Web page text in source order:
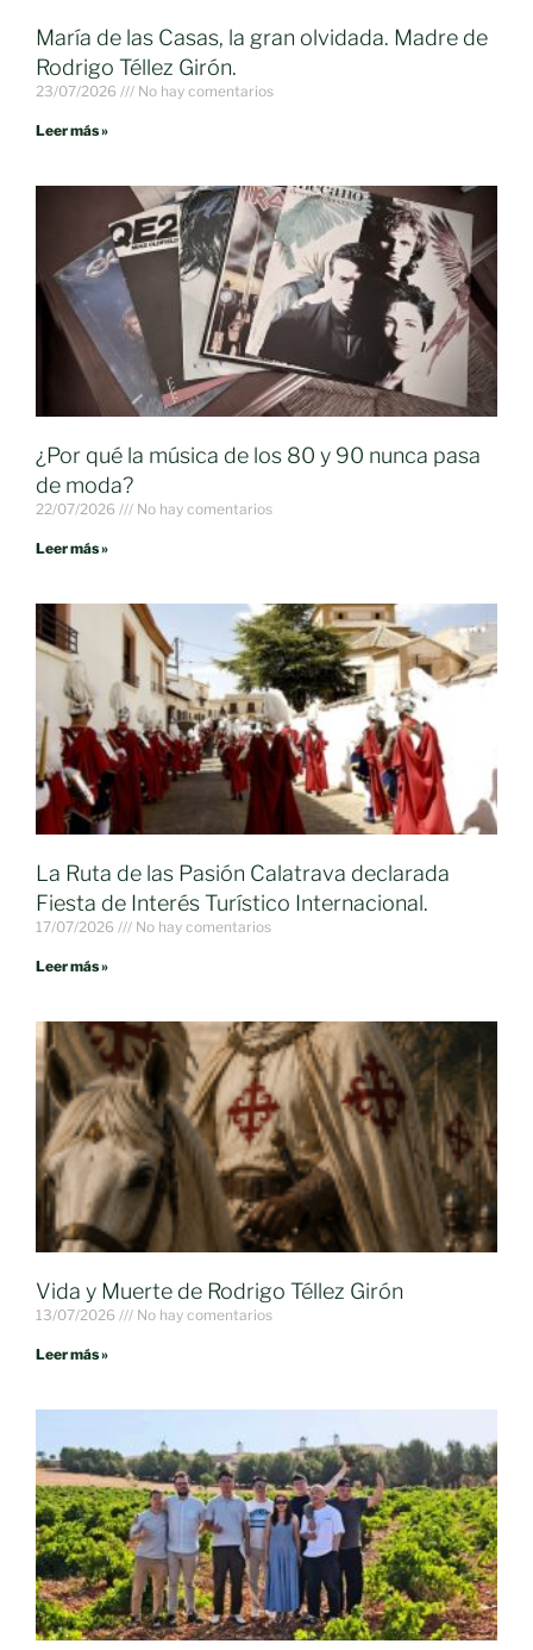
María de las Casas, la gran olvidada. Madre de
Rodrigo Téllez Girón.
23/07/2026 No hay comentarios
Leer más »
¿Por qué la música de los 80 y 90 nunca pasa
de moda?
22/07/2026 No hay comentarios
Leer más »
La Ruta de las Pasión Calatrava declarada
Fiesta de Interés Turístico Internacional.
17/07/2026 No hay comentarios
Leer más »
Vida y Muerte de Rodrigo Téllez Girón
13/07/2026 No hay comentarios
Leer más »